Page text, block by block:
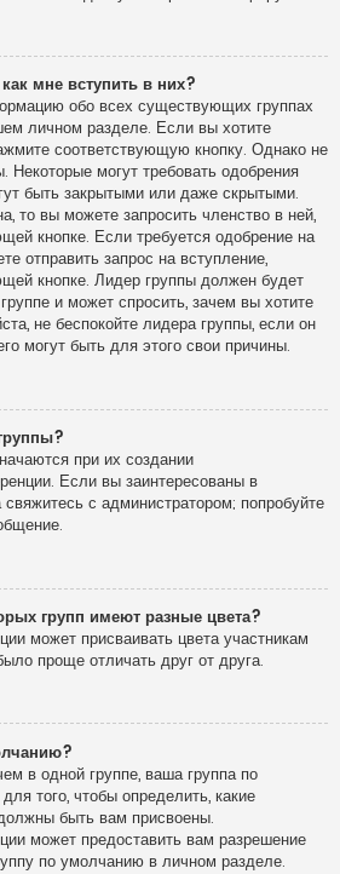
мне вступить в них?
обо всех существующих группах
личном разделе. Если вы хотите
соответствующую кнопку. Однако не
Некоторые могут требовать одобрения
быть закрытыми или даже скрытыми.
то вы можете запросить членство в ней,
кнопке. Если требуется одобрение на
отправить запрос на вступление,
кнопке. Лидер группы должен будет
и может спросить, зачем вы хотите
не беспокойте лидера группы, если он
могут быть для этого свои причины.
при их создании
Если вы заинтересованы в
с администратором; попробуйте
групп имеют разные цвета?
может присваивать цвета участникам
проще отличать друг от друга.
в одной группе, ваша группа по
того, чтобы определить, какие
быть вам присвоены.
может предоставить вам разрешение
по умолчанию в личном разделе.